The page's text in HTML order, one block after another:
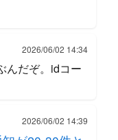
2026/06/02 14:34
んだぞ。idコー
2026/06/02 14:39